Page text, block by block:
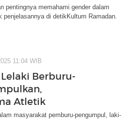
pentingnya memahami gender dalam
penjelasannya di detikKultum Ramadan.
11:04 WIB
Berburu-
Atletik
masyarakat pemburu-pengumpul, laki-